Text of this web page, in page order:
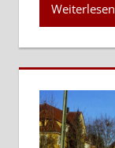
Weiterlesen